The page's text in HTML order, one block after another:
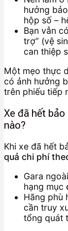
hưởng
hộp số –
Bạn vẫn
trợ” (vệ
can thiệp
Một mẹo thực
có ảnh hưởng
trên phiếu tiếp
Xe đã hết
nào?
Khi xe đã hết
quả chi phí
Gara
hạng mục
Hãng phù
cần truy
tổng quát